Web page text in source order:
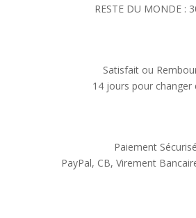
RESTE DU MONDE :
Satisfait ou
14 jours pour changer
Paiement Sécurisé
PayPal, CB, Virement